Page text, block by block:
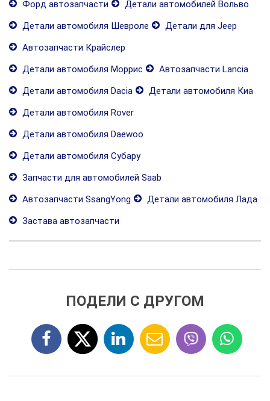
Форд автозапчасти
Детали автомобилей Вольво
Детали автомобиля Шевроле
Детали для Jeep
Автозапчасти Крайслер
Детали автомобиля Моррис
Автозапчасти Lancia
Детали автомобиля Dacia
Детали автомобиля Киа
Детали автомобиля Rover
Детали автомобиля Daewoo
Детали автомобиля Субару
Запчасти для автомобилей Saab
Автозапчасти SsangYong
Детали автомобиля Лада
Застава автозапчасти
ПОДЕЛИ С ДРУГОМ